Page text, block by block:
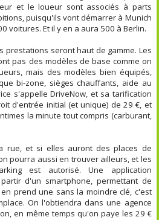
et le loueur sont associés à parts
puisqu'ils vont démarrer à Munich
voitures. Et il y en a aura 500 à Berlin.
prestations seront haut de gamme. Les
pas des modèles de base comme on
mais des modèles bien équipés,
bi-zone, sièges chauffants, aide au
s'appelle DriveNow, et sa tarification
d'entrée initial (et unique) de 29 €, et
la minute tout compris (carburant,
rue, et si elles auront des places de
pourra aussi en trouver ailleurs, et les
est autorisé. Une application
d'un smartphone, permettant de
prend une sans la moindre clé, c'est
On l'obtiendra dans une agence
en même temps qu'on paye les 29 €